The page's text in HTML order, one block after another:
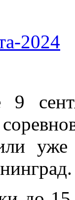
2024
9